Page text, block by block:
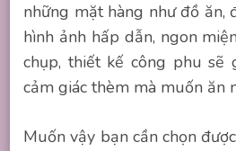
những mặt hàng như đồ ăn,
hình ảnh hấp dẫn, ngon
chụp, thiết kế công phu sẽ
cảm giác thèm mà muốn ăn
Muốn vậy bạn cần chọn